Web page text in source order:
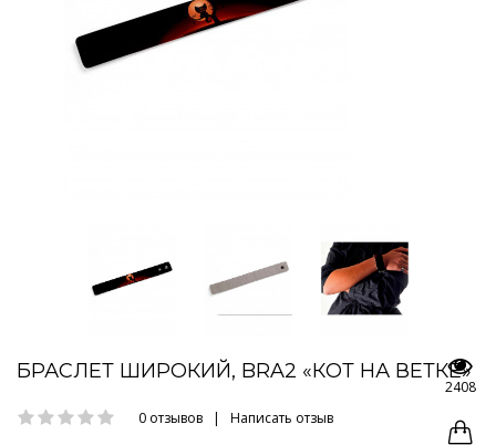
БРАСЛЕТ ШИРОКИЙ, BRA2 «КОТ НА ВЕТКЕ»
0 отзывов | Написать отзыв
2408